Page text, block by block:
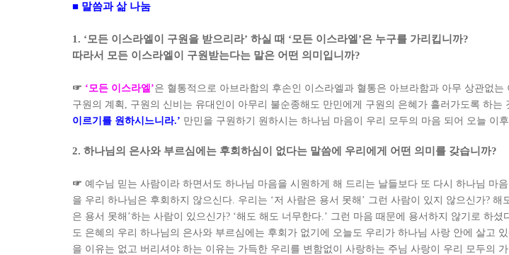
■ 말씀과 삶 나눔
1. ‘모든 이스라엘이 구원을 받으리라’ 하실 때 ‘모든 이스라엘 ’은 누구를 가리킵니까?
따라서 모든 이스라엘이 구원받는다는 말은 어떤 의미입니까?
☞ ‘모든 이스라엘 ’은 혈통적으로 아브라함의 후손인 이스라엘과 혈통은 아브라함과 아무 상관없
구원의 계획 , 구원의 신비는 유대인이 아무리 불순종해도 만민에게 구원의 은혜가 흘러가도록 하는
이르기를 원하시느니라.’ 만민을 구원하기 원하시는 하나님 마음이 우리 모두의 마음 되어 오늘 이
2. 하나님의 은사와 부르심에는 후회하심이 없다는 말씀에 우리에게 어떤 의미를 갖습니까?
☞ 예수님 믿는 사람이라 하면서도 하나님 마음을 시원하게 해 드리는 날들보다 또 다시 하나님 마
을 우리 하나님은 후회하지 않으신다. 우리는 ‘저 사람은 용서 못해 ’ 그런 사람이 있지 않으신가? 해
은 용서 못해 ’하는 사람이 있으신가? ‘해도 해도 너무한다.’ 그런 마음 때문에 용서하지 않기로 하
도 은혜의 우리 하나님의 은사와 부르심에는 후회가 없기에 오늘도 우리가 하나님 사랑 안에 살고
을 이유는 없고 버리셔야 하는 이유는 가득한 우리를 변함없이 사랑하는 주님 사랑이 우리 모두의